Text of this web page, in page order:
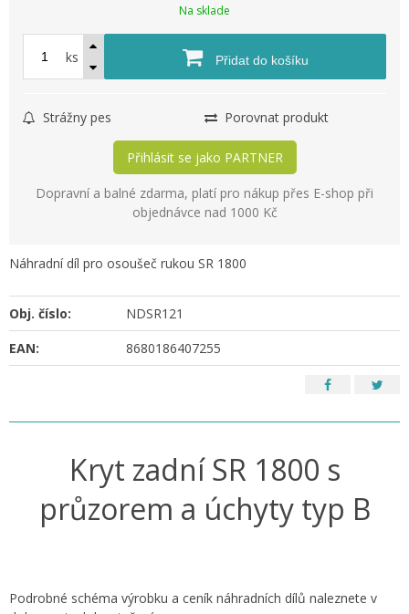
Na sklade
ks Přidat do košíku
Strážny pes Porovnat produkt
Přihlásit se jako PARTNER
Dopravní a balné zdarma, platí pro nákup přes E-shop při
objednávce nad 1000 Kč
Náhradní díl pro osoušeč rukou SR 1800
Obj. číslo:
NDSR121
EAN:
8680186407255
Kryt zadní SR 1800 s
průzorem a úchyty typ B
Podrobné schéma výrobku a ceník náhradních dílů naleznete v